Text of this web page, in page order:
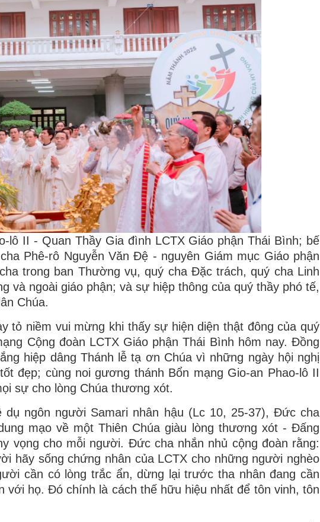
lô II - Quan Thầy Gia đình LCTX Giáo phận Thái Bình; bế
Phê-rô Nguyễn Văn Đệ - nguyên Giám mục Giáo phận
trong ban Thường vụ, quý cha Đặc trách, quý cha Linh
và ngoài giáo phận; và sự hiệp thông của quý thầy phó tế,
Chúa.
tỏ niềm vui mừng khi thấy sự hiện diện thật đông của quý
Cộng đoàn LCTX Giáo phận Thái Bình hôm nay. Đồng
hiệp dâng Thánh lễ tạ ơn Chúa vì những ngày hội nghị
đẹp; cùng noi gương thánh Bổn mạng Gio-an Phao-lô II
sự cho lòng Chúa thương xót.
ngôn người Samari nhân hậu (Lc 10, 25-37), Đức cha
mạo về một Thiên Chúa giàu lòng thương xót - Đấng
vọng cho mỗi người. Đức cha nhắn nhủ cộng đoàn rằng:
hãy sống chứng nhân của LCTX cho những người nghèo
cần có lòng trắc ẩn, dừng lại trước tha nhân đang cần
họ. Đó chính là cách thế hữu hiệu nhất để tôn vinh, tôn